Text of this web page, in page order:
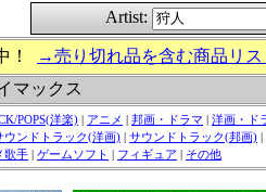
Artist:
！
→売り切れ品を含む商品リ
マックス
POPS(洋楽) | アニメ | 邦画・ドラマ | 洋画・ド
ウンドトラック(洋画) | サウンドトラック(邦画) |
歌手 | ゲームソフト | フィギュア | その他